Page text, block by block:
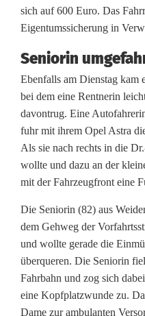
u
ß
g
ä
n
g
e
ü
b
e
r
sich auf 600 Euro. Das
Eigentumssicherung in
Seniorin
Ebenfalls am Dienstag kam
bei dem eine Rentnerin
davontrug. Eine
fuhr mit ihrem Opel Astra
Als sie nach rechts in die
wollte und dazu an der
mit der Fahrzeugfront eine
Die Seniorin (82) aus
dem Gehweg der
und wollte gerade die
überqueren. Die Seniorin
Fahrbahn und zog sich
eine Kopfplatzwunde zu.
Dame zur ambulanten